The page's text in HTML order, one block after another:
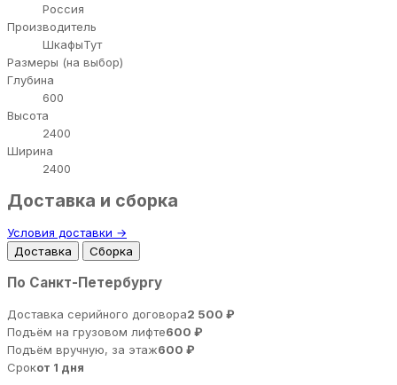
Россия
Производитель
ШкафыТут
Размеры (на выбор)
Глубина
600
Высота
2400
Ширина
2400
Доставка и сборка
Условия доставки →
Доставка
Сборка
По Санкт-Петербургу
Доставка серийного договора2 500 ₽
Подъём на грузовом лифте600 ₽
Подъём вручную, за этаж600 ₽
Срокот 1 дня